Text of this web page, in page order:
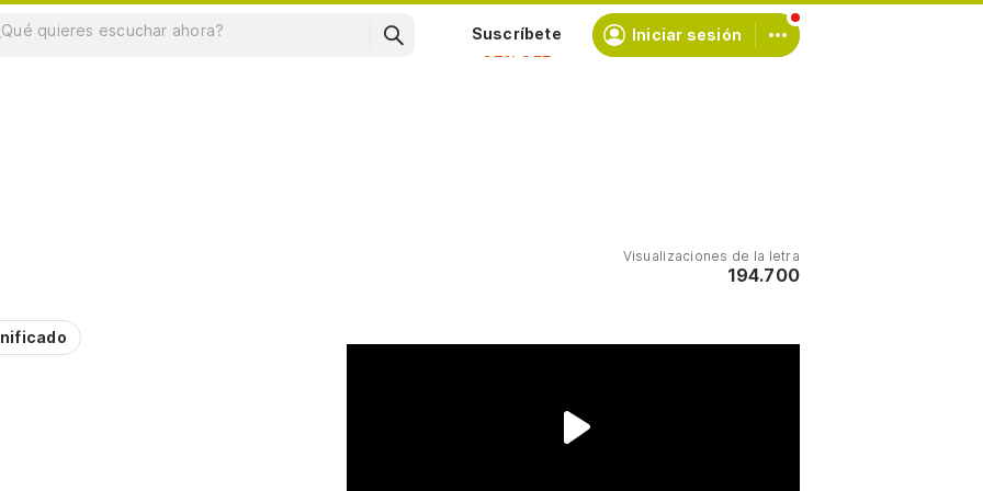
Suscríbete Iniciar sesión
Visualizaciones de la letra
194.700